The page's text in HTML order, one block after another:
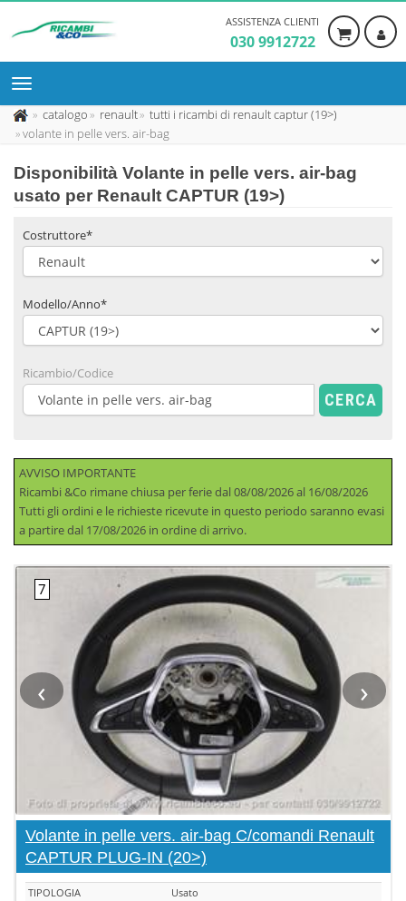
ASSISTENZA CLIENTI
030 9912722
catalogo renault
tutti i ricambi di renault captur (19>)
volante in pelle vers. air-bag
Disponibilità Volante in pelle vers. air-bag
usato per Renault CAPTUR (19>)
Costruttore*
Modello/Anno*
Ricambio/Codice
CERCA
AVVISO IMPORTANTE
Ricambi &Co rimane chiusa per ferie dal 08/08/2026 al 16/08/2026
Tutti gli ordini e le richieste ricevute in questo periodo saranno evasi
a partire dal 17/08/2026 in ordine di arrivo.
‹ ›
Volante in pelle vers. air-bag C/comandi Renault
CAPTUR PLUG-IN (20>)
TIPOLOGIA
Usato